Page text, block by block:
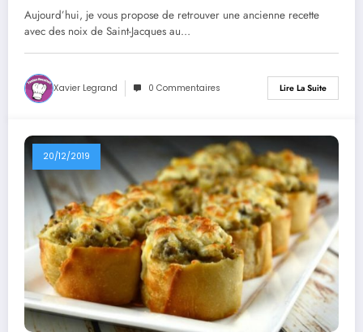
Aujourd’hui, je vous propose de retrouver une ancienne recette
avec des noix de Saint-Jacques au…
Xavier Legrand 0 Commentaires Lire La Suite
20/12/2019